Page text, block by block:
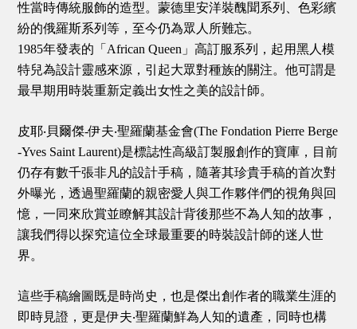
性當時傳統服飾的造型。蒙德里安洋裝醜聞系列、色彩繽
紛的俄羅斯系列等，至今仍為眾人所難忘。
1985年發表的「African Queen」高訂服系列，起用黑人模
特兒為設計靈感來源，引起大眾對種族的關注。他可謂是
最早期用時裝重新定義出女性之美的設計師。
皮耶‧貝爾傑-伊夫‧聖羅蘭基金會(The Fondation Pierre Berge
-Yves Saint Laurent)是標誌性高級訂製服創作的寶庫，目前
仍存有數千張非凡的設計手稿，隨著其珍貴手稿的首次對
外曝光，透過聖羅蘭的親密愛人與工作夥伴們的視角與回
憶，一同來欣賞並瞭解其設計背後那些不為人知的故事，
讓我們得以探究這位全球最重要的時裝設計師的迷人世
界。
這些手稿繪圖既是時尚史，也是傑出創作者的職業生涯的
即時見證，更是伊夫‧聖羅蘭鮮為人知的遺產，同時也構